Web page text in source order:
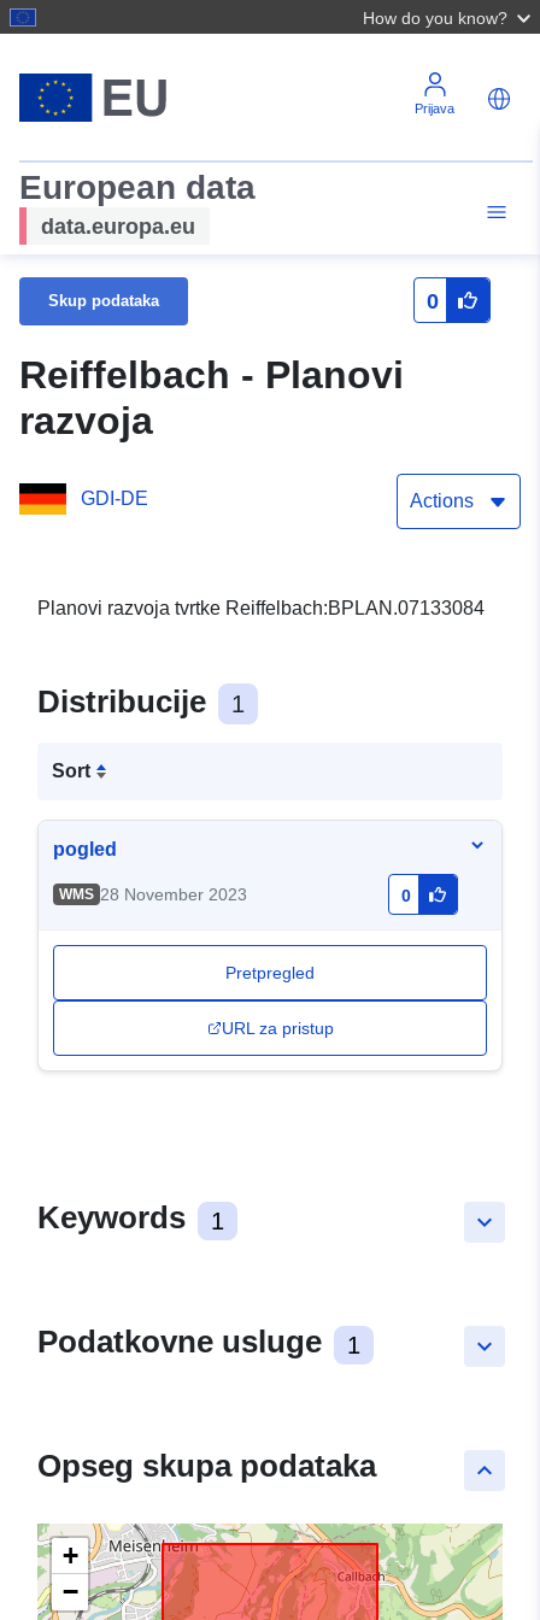
How do you know?
Prijava
European data
data.europa.eu
Skup podataka 0
Reiffelbach - Planovi
razvoja
GDI-DE Actions
Planovi razvoja tvrtke Reiffelbach:BPLAN.07133084
Distribucije 1
Sort
pogled
WMS 28 November 2023 0
Pretpregled
URL za pristup
keyboard_arrow_down
Keywords 1
keyboard_arrow_down
Podatkovne usluge 1
keyboard_arrow_up
Opseg skupa podataka
+
−